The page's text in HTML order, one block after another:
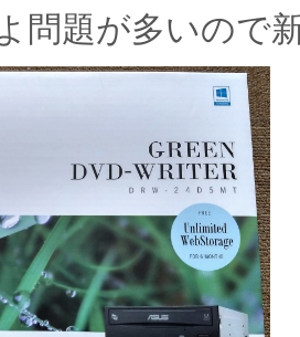
問題が多いので